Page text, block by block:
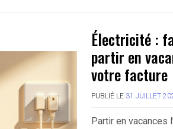
Électricité :
partir en
votre facture
PUBLIÉ LE 31 JUILLET
Partir en vacances